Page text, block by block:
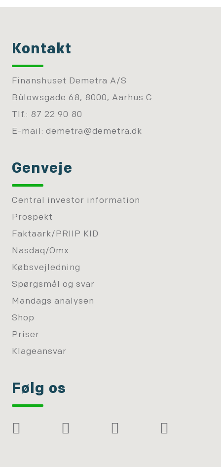
Kontakt
Finanshuset Demetra A/S
Bülowsgade 68, 8000, Aarhus C
Tlf.: 87 22 90 80
E-mail: demetra@demetra.dk
Genveje
Central investor information
Prospekt
Faktaark/PRIIP KID
Nasdaq/Omx
Købsvejledning
Spørgsmål og svar
Mandags analysen
Shop
Priser
Klageansvar
Følg os